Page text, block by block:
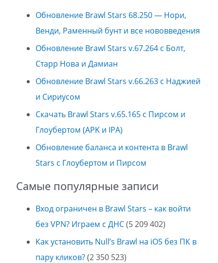
Обновление Brawl Stars 68.250 — Нори,
Венди, Раменный бунт и все нововведения
Обновление Brawl Stars v.67.264 с Болт,
Старр Нова и Дамиан
Обновление Brawl Stars v.66.263 с Наджией
и Сириусом
Скачать Brawl Stars v.65.165 с Пирсом и
Глоубертом (APK и IPA)
Обновление баланса и контента в Brawl
Stars с Глоубертом и Пирсом
Самые популярные записи
Вход ограничен в Brawl Stars – как войти
без VPN? Играем с ДНС(5 209 402)
Как установить Null’s Brawl на iOS без ПК в
пару кликов?(2 350 523)